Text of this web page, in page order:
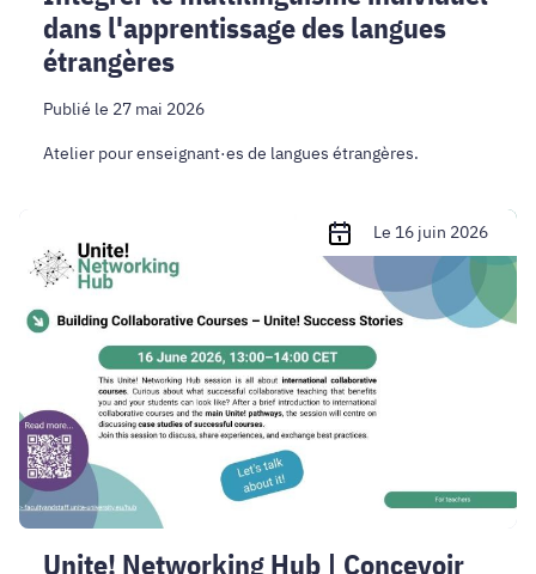
dans l'apprentissage des langues
étrangères
Publié le 27 mai 2026
Atelier pour enseignant·es de langues étrangères.
Networking
Hub
Concevoir
collaboratifs
Le 16 juin 2026
Unite! Networking Hub | Concevoir